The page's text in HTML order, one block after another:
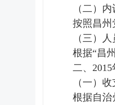
（二）
按照昌州
（三）
根据“昌
二、
（一）
根据自治